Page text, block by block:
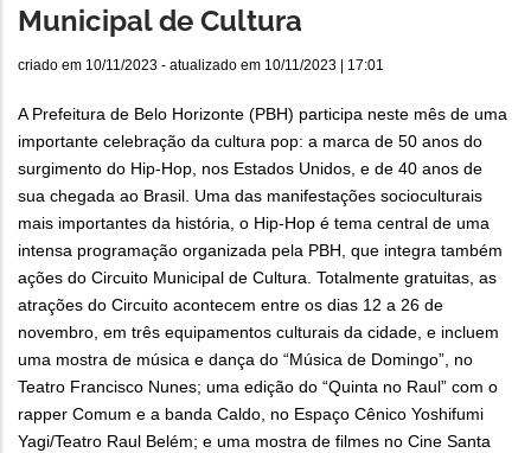
Municipal de Cultura
criado em 10/11/2023 - atualizado em 10/11/2023 | 17:01
A Prefeitura de Belo Horizonte (PBH) participa neste mês de uma
importante celebração da cultura pop: a marca de 50 anos do
surgimento do Hip-Hop, nos Estados Unidos, e de 40 anos de
sua chegada ao Brasil. Uma das manifestações socioculturais
mais importantes da história, o Hip-Hop é tema central de uma
intensa programação organizada pela PBH, que integra também
ações do Circuito Municipal de Cultura. Totalmente gratuitas, as
atrações do Circuito acontecem entre os dias 12 a 26 de
novembro, em três equipamentos culturais da cidade, e incluem
uma mostra de música e dança do “Música de Domingo”, no
Teatro Francisco Nunes; uma edição do “Quinta no Raul” com o
rapper Comum e a banda Caldo, no Espaço Cênico Yoshifumi
Yagi/Teatro Raul Belém; e uma mostra de filmes no Cine Santa